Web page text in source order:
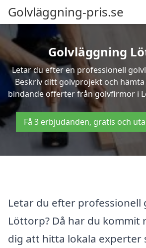
Golvläggning-pris.se
Golvläggning
Letar du efter en professionell
Beskriv ditt golvprojekt och
bindande offerter från golvfirmor i
Få 3 erbjudanden, gratis och
Letar du efter professionell
Löttorp? Då har du kommit
dig att hitta lokala experter